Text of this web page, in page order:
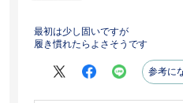
最初は少し固いですが
履き慣れたらよさそうです
参考に